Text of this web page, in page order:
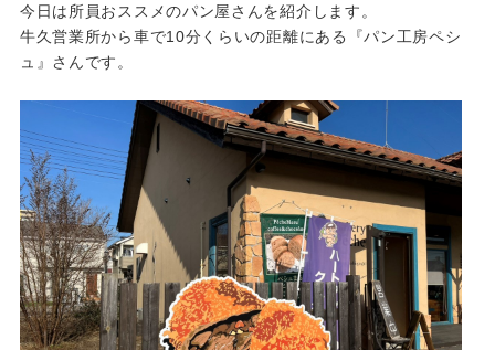
今日は所員おススメのパン屋さんを紹介します。
牛久営業所から車で10分くらいの距離にある『パン工房ペシ
ュ』さんです。